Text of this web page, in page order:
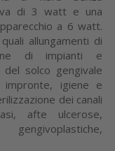
di 3 watt e una
a 6 watt.
allungamenti di
di impianti e
solco gengivale
impronte, igiene e
dei canali
afte ulcerose,